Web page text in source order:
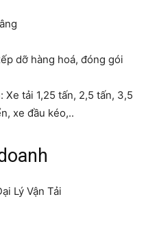
dỡ hàng hoá, đóng gói
tải 1,25 tấn, 2,5 tấn, 3,5
xe đầu kéo,..
Lý Vận Tải